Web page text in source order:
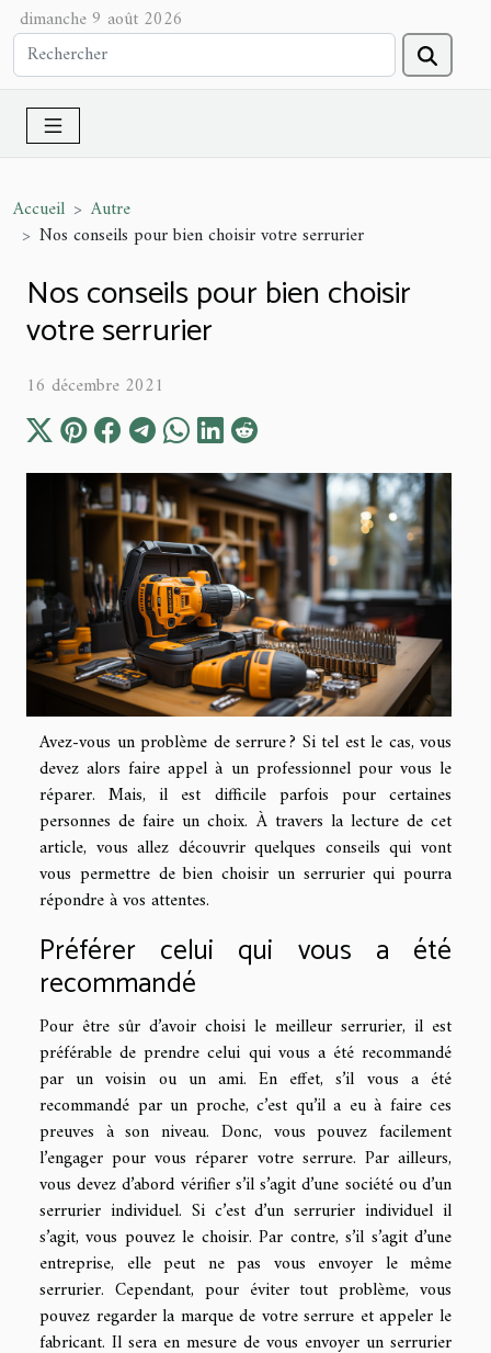
dimanche 9 août 2026
Accueil
Autre
Nos conseils pour bien choisir votre serrurier
Nos conseils pour bien choisir
votre serrurier
16 décembre 2021
Avez-vous un problème de serrure ? Si tel est le cas, vous
devez alors faire appel à un professionnel pour vous le
réparer. Mais, il est difficile parfois pour certaines
personnes de faire un choix. À travers la lecture de cet
article, vous allez découvrir quelques conseils qui vont
vous permettre de bien choisir un serrurier qui pourra
répondre à vos attentes.
Préférer celui qui vous a été
recommandé
Pour être sûr d’avoir choisi le meilleur serrurier, il est
préférable de prendre celui qui vous a été recommandé
par un voisin ou un ami. En effet, s’il vous a été
recommandé par un proche, c’est qu’il a eu à faire ces
preuves à son niveau. Donc, vous pouvez facilement
l’engager pour vous réparer votre serrure. Par ailleurs,
vous devez d’abord vérifier s’il s’agit d’une société ou d’un
serrurier individuel. Si c’est d’un serrurier individuel il
s’agit, vous pouvez le choisir. Par contre, s’il s’agit d’une
entreprise, elle peut ne pas vous envoyer le même
serrurier. Cependant, pour éviter tout problème, vous
pouvez regarder la marque de votre serrure et appeler le
fabricant. Il sera en mesure de vous envoyer un serrurier